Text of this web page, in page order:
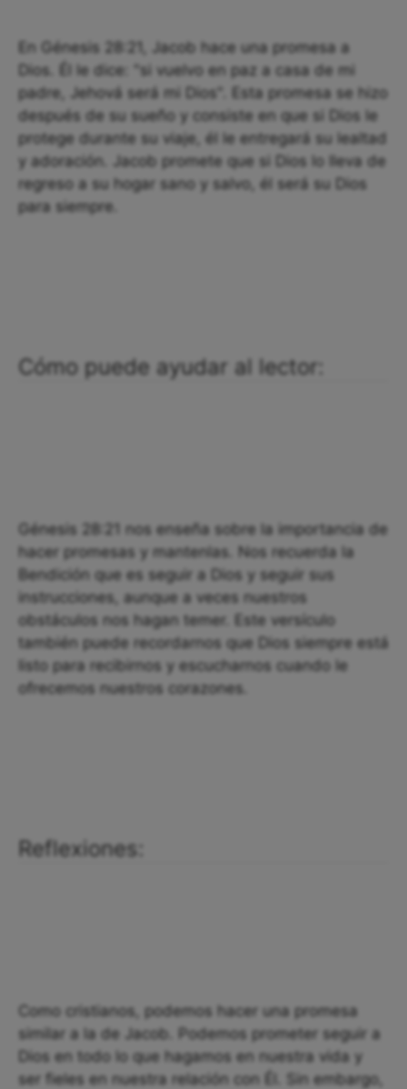
En Génesis 28:21, Jacob hace una promesa a
Dios. Él le dice: "si vuelvo en paz a casa de mi
padre, Jehová será mi Dios". Esta promesa se hizo
después de su sueño y consiste en que si Dios le
protege durante su viaje, él le entregará su lealtad
y adoración. Jacob promete que si Dios lo lleva de
regreso a su hogar sano y salvo, él será su Dios
para siempre.
Cómo puede ayudar al lector:
Génesis 28:21 nos enseña sobre la importancia de
hacer promesas y mantenlas. Nos recuerda la
Bendición que es seguir a Dios y seguir sus
instrucciones, aunque a veces nuestros
obstáculos nos hagan temer. Este versículo
también puede recordarnos que Dios siempre está
listo para recibirnos y escucharnos cuando le
ofrecemos nuestros corazones.
Reflexiones:
Como cristianos, podemos hacer una promesa
similar a la de Jacob. Podemos prometer seguir a
Dios en todo lo que hagamos en nuestra vida y
ser fieles en nuestra relación con Él. Sin embargo,